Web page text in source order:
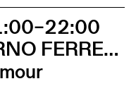
ARNO FERRERA & GILLES POLET